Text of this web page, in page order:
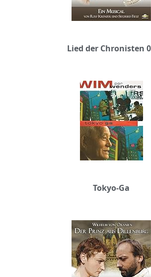
Lied der Chronisten
Tokyo-Ga